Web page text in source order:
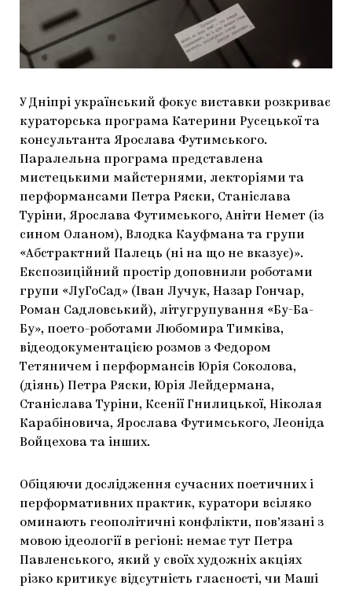
У Дніпрі український фокус виставки розкриває
кураторська програма Катерини Русецької та
консультанта Ярослава Футимського.
Паралельна програма представлена
мистецькими майстернями, лекторіями та
перформансами Петра Ряски, Станіслава
Туріни, Ярослава Футимського, Аніти Немет (із
сином Оланом), Влодка Кауфмана та групи
«Абстрактний Палець (ні на що не вказує)».
Експозиційний простір доповнили роботами
групи «ЛуГоСад» (Іван Лучук, Назар Гончар,
Роман Садловський), літугрупування «Бу-Ба-
Бу», поето-роботами Любомира Тимківа,
відеодокументацією розмов з Федором
Тетяничем і перформансів Юрія Соколова,
(діянь) Петра Ряски, Юрія Лейдермана,
Станіслава Туріни, Ксенії Гнилицької, Ніколая
Карабіновича, Ярослава Футимського, Леоніда
Войцехова та інших.
Обіцяючи дослідження сучасних поетичних і
перформативних практик, куратори всіляко
оминають геополітичні конфлікти, пов’язані з
мовою ідеології в регіоні: немає тут Петра
Павленського, який у своїх художніх акціях
різко критикує відсутність гласності, чи Маші